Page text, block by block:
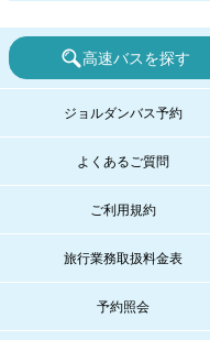
高速バスを探す
ジョルダンバス予約
よくあるご質問
ご利用規約
旅行業務取扱料金表
予約照会